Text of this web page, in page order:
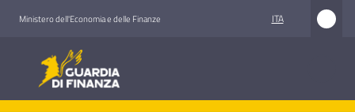
Ministero dell'Economia e delle Finanze ITA
Guardia di Finanza